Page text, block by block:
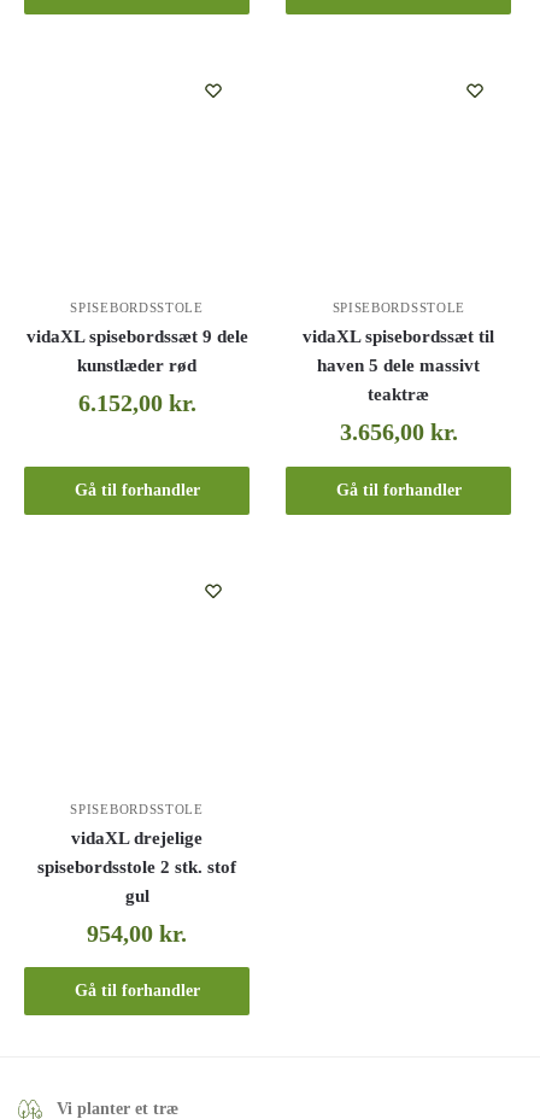
SPISEBORDSSTOLE
vidaXL spisebordssæt 9 dele
kunstlæder rød
6.152,00 kr.
Gå til forhandler
SPISEBORDSSTOLE
vidaXL spisebordssæt til
haven 5 dele massivt
teaktræ
3.656,00 kr.
Gå til forhandler
SPISEBORDSSTOLE
vidaXL drejelige
spisebordsstole 2 stk. stof
gul
954,00kr.
Gå til forhandler
Vi planter et træ